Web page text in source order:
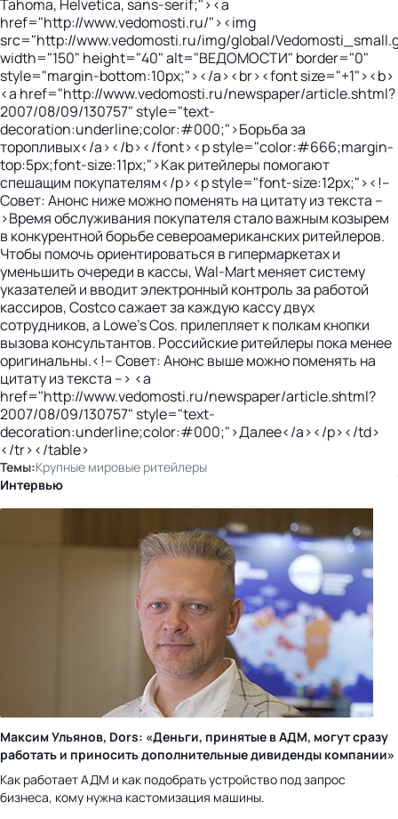
Tahoma, Helvetica, sans-serif;"><a
href="http://www.vedomosti.ru/"><img
src="http://www.vedomosti.ru/img/global/
width="150" height="40" alt="ВЕДОМОСТИ" border="0"
style="margin-bottom:10px;"></a><br><font size="+1"><b>
<a href="http://www.vedomosti.ru/newspaper/article.shtml?
2007/08/09/130757" style="text-
decoration:underline;color:#000;">Борьба за
торопливых</a></b></font><p style="color:#666;margin-
top:5px;font-size:11px;">Как ритейлеры помогают
спешащим покупателям</p><p style="font-size:12px;"><!--
Совет: Анонс ниже можно поменять на цитату из текста --
>Время обслуживания покупателя стало важным козырем
в конкурентной борьбе североамериканских ритейлеров.
Чтобы помочь ориентироваться в гипермаркетах и
уменьшить очереди в кассы, Wal-Mart меняет систему
указателей и вводит электронный контроль за работой
кассиров, Costco сажает за каждую кассу двух
сотрудников, а Lowe's Cos. прилепляет к полкам кнопки
вызова консультантов. Российские ритейлеры пока менее
оригинальны.<!-- Совет: Анонс выше можно поменять на
цитату из текста --> <a
href="http://www.vedomosti.ru/newspaper/article.shtml?
2007/08/09/130757" style="text-
decoration:underline;color:#000;">Далее</a></p></td>
</tr></table>
Темы:Крупные мировые ритейлеры
Интервью
Максим Ульянов, Dors: «Деньги, принятые в АДМ, могут сразу
работать и приносить дополнительные дивиденды компании»
Как работает АДМ и как подобрать устройство под запрос
бизнеса, кому нужна кастомизация машины.